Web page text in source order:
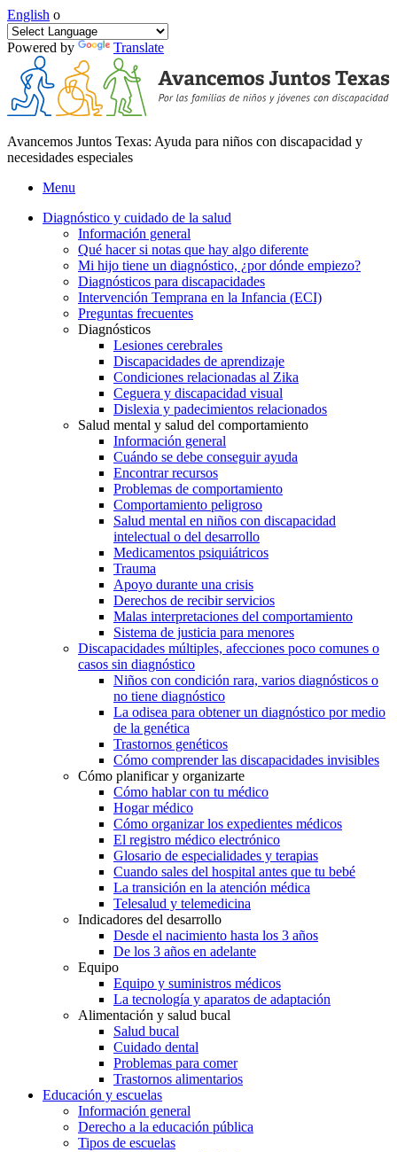
English o
Powered by Translate
Avancemos Juntos Texas: Ayuda para niños con discapacidad y
necesidades especiales
Menu
Diagnóstico y cuidado de la salud
Información general
Qué hacer si notas que hay algo diferente
Mi hijo tiene un diagnóstico, ¿por dónde empiezo?
Diagnósticos para discapacidades
Intervención Temprana en la Infancia (ECI)
Preguntas frecuentes
Diagnósticos
Lesiones cerebrales
Discapacidades de aprendizaje
Condiciones relacionadas al Zika
Ceguera y discapacidad visual
Dislexia y padecimientos relacionados
Salud mental y salud del comportamiento
Información general
Cuándo se debe conseguir ayuda
Encontrar recursos
Problemas de comportamiento
Comportamiento peligroso
Salud mental en niños con discapacidad
intelectual o del desarrollo
Medicamentos psiquiátricos
Trauma
Apoyo durante una crisis
Derechos de recibir servicios
Malas interpretaciones del comportamiento
Sistema de justicia para menores
Discapacidades múltiples, afecciones poco comunes o
casos sin diagnóstico
Niños con condición rara, varios diagnósticos o
no tiene diagnóstico
La odisea para obtener un diagnóstico por medio
de la genética
Trastornos genéticos
Cómo comprender las discapacidades invisibles
Cómo planificar y organizarte
Cómo hablar con tu médico
Hogar médico
Cómo organizar los expedientes médicos
El registro médico electrónico
Glosario de especialidades y terapias
Cuando sales del hospital antes que tu bebé
La transición en la atención médica
Telesalud y telemedicina
Indicadores del desarrollo
Desde el nacimiento hasta los 3 años
De los 3 años en adelante
Equipo
Equipo y suministros médicos
La tecnología y aparatos de adaptación
Alimentación y salud bucal
Salud bucal
Cuidado dental
Problemas para comer
Trastornos alimentarios
Educación y escuelas
Información general
Derecho a la educación pública
Tipos de escuelas